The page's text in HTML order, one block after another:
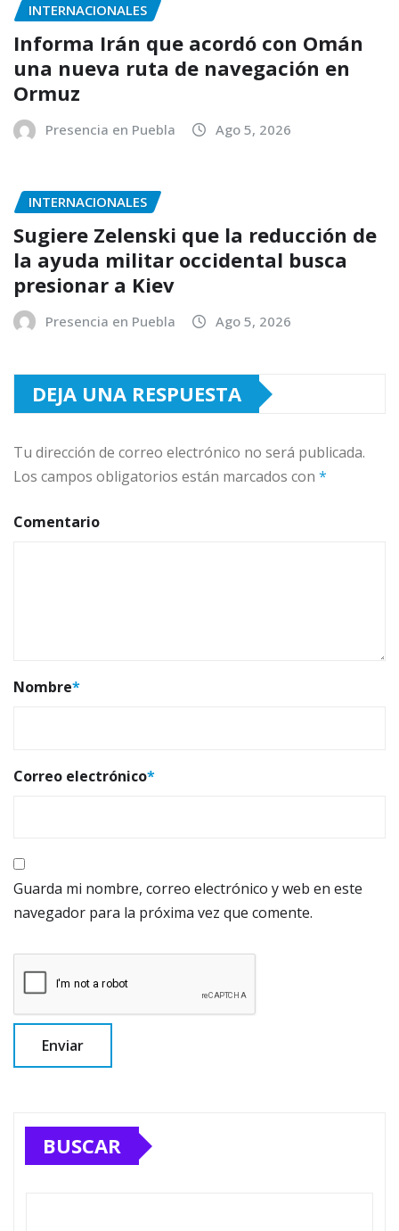
INTERNACIONALES
Informa Irán que acordó con Omán
una nueva ruta de navegación en
Ormuz
Presencia en Puebla Ago 5, 2026
INTERNACIONALES
Sugiere Zelenski que la reducción de
la ayuda militar occidental busca
presionar a Kiev
Presencia en Puebla Ago 5, 2026
DEJA UNA RESPUESTA
Tu dirección de correo electrónico no será publicada.
Los campos obligatorios están marcados con *
Comentario
Nombre*
Correo electrónico*
Guarda mi nombre, correo electrónico y web en este
navegador para la próxima vez que comente.
BUSCAR